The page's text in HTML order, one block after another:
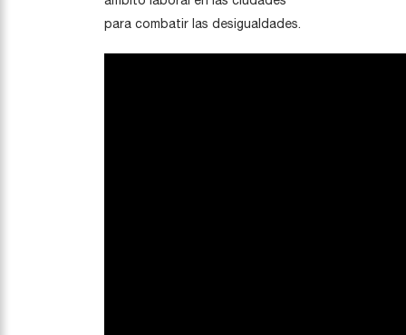
para combatir las desigualdades.